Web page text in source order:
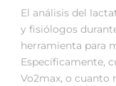
El análisis del
y fisiólogos
herramienta para
Específicamente,
Vo2max, o cuanto